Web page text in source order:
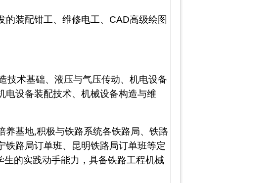
装配钳工、维修电工、 CAD高级绘图
技术基础、液压与气压传动、机电设备
电设备装配技术、机械设备构造与维
养基地,积极与铁路系统各铁路局、铁路
路局订单班、昆明铁路局订单班等定
的实践动手能力，具备铁路工程机械